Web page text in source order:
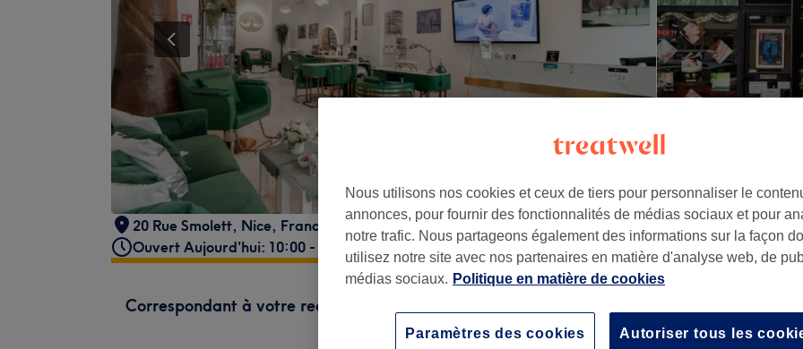
20 Rue Smolett, Nice, France
06300
Ouvert Aujourd'hui: 10:00 - 21:00
Correspondant à votre recherche
10 minMa prestation en détail...
Nous utilisons nos cookies et ceux de tiers pour personnaliser le
annonces, pour fournir des fonctionnalités de médias sociaux et pour
notre trafic. Nous partageons également des informations sur la façon
utilisez notre site avec nos partenaires en matière d'analyse web, de
médias sociaux. Politique en matière de cookies
Autoriser tous les
Paramètres des cookies